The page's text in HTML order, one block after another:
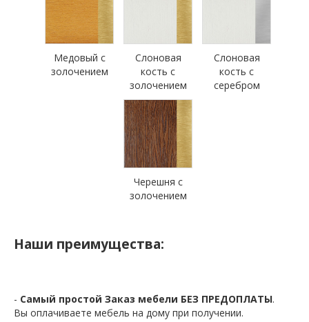
Медовый с
золочением
Слоновая
кость с
золочением
Слоновая
кость с
серебром
Черешня с
золочением
Наши преимущества:
- Самый простой Заказ мебели БЕЗ ПРЕДОПЛАТЫ.
Вы оплачиваете мебель на дому при получении.